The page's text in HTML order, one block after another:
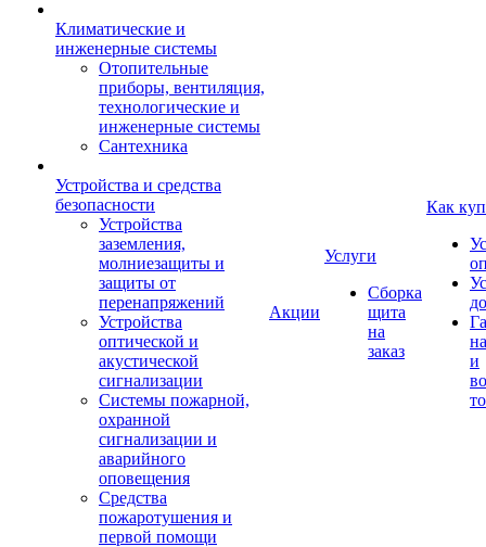
Климатические и
инженерные системы
Отопительные
приборы, вентиляция,
технологические и
инженерные системы
Сантехника
Устройства и средства
безопасности
Устройства
заземления,
молниезащиты и
защиты от
перенапряжений
Устройства
оптической и
акустической
сигнализации
Системы пожарной,
охранной
сигнализации и
аварийного
оповещения
Средства
пожаротушения и
первой помощи
Акции
Услуги
Сборка
щита
на
заказ
Как
и